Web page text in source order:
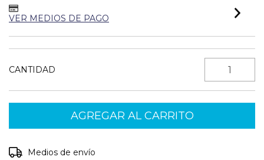
VER MEDIOS DE PAGO
CANTIDAD
Entregas para el CP:
Medios de envío